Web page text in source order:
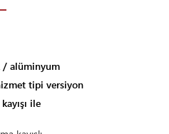
/ alüminyum
tipi versiyon
ile